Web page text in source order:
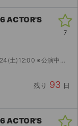
ACTOR'S
(定価)での払い戻しになります。
残り 93 日
7
ACTOR'S